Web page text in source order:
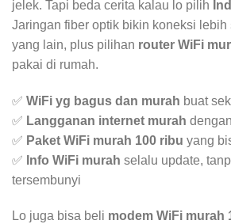
jelek. Tapi beda cerita kalau lo pilih
Jaringan fiber optik bikin koneksi
yang lain, plus pilihan router WiFi
pakai di rumah.
✅ WiFi yg bagus dan murah buat
✅ Langganan internet murah
✅ Paket WiFi murah 100 ribu yang
✅ Info WiFi murah selalu update,
tersembunyi
Lo juga bisa beli modem WiFi murah